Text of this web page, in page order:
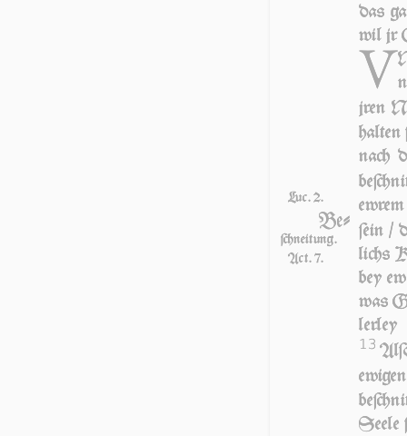
das
wil jr
Luc. 2.
Be-
ſchneitung.
Act. 7.
V
jren
hal­ten
nach
ſein /
lichs
bey
was
ler­ley
13
Seele